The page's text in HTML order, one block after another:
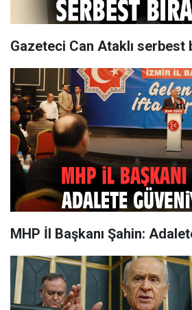
Gazeteci Can Ataklı serbest
MHP İl Başkanı Şahin: